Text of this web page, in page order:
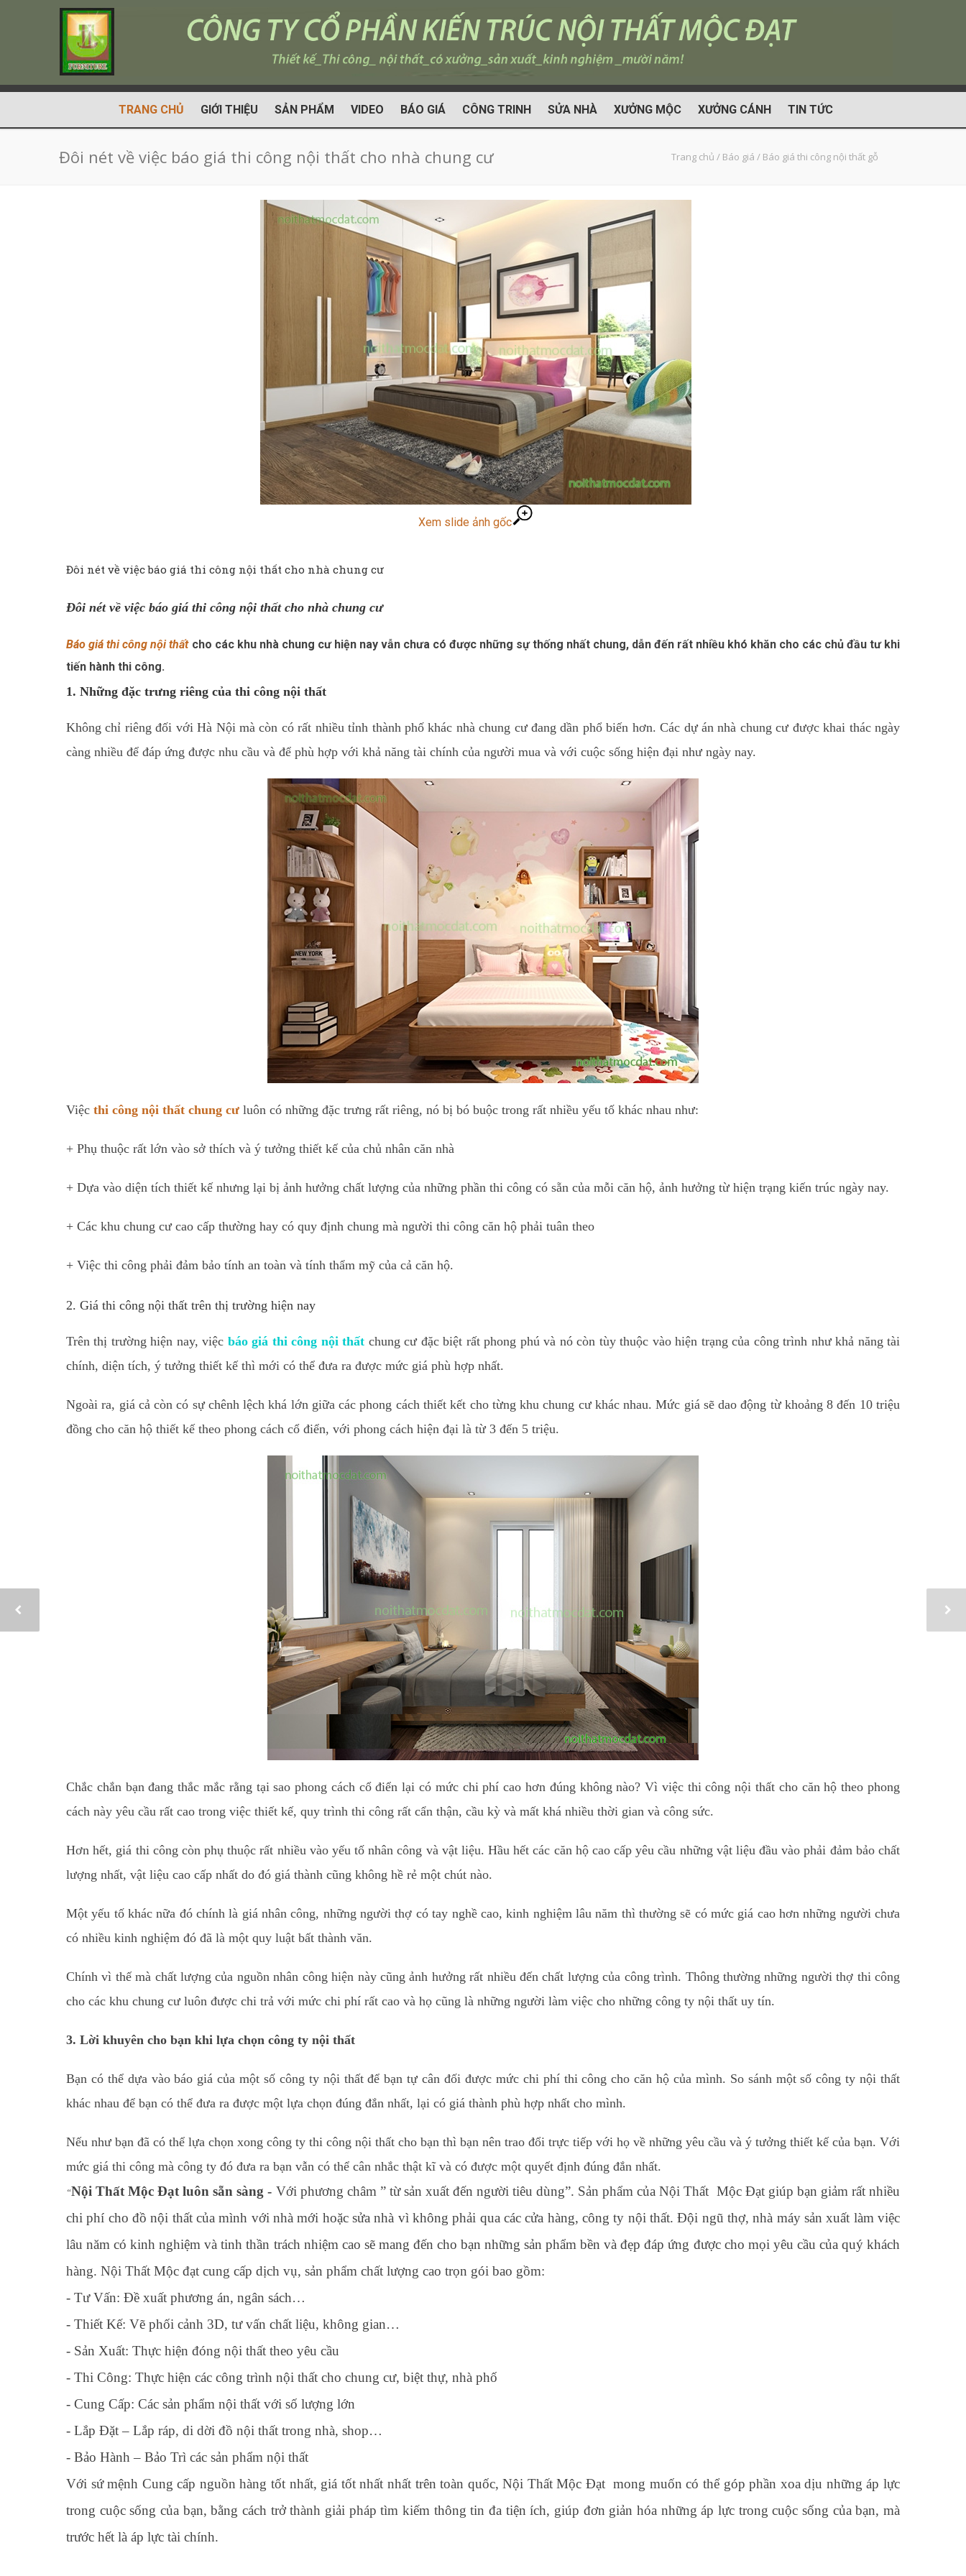
TRANG CHỦ GIỚI THIỆU SẢN PHẨM VIDEO BÁO GIÁ CÔNG TRINH SỬA NHÀ XƯỞNG MỘC XƯỞNG CÁNH TIN TỨC
Đôi nét về việc báo giá thi công nội thất cho nhà chung cư Trang chủ / Báo giá / Báo giá thi công nội thất gỗ
Xem slide ảnh gốc
Đôi nét về việc báo giá thi công nội thất cho nhà chung cư
Đôi nét về việc báo giá thi công nội thất cho nhà chung cư
Báo giá thi công nội thất cho các khu nhà chung cư hiện nay vẫn chưa có được những sự thống nhất chung, dẫn đến rất nhiều khó khăn cho các chủ đầu tư khi
tiến hành thi công.
1. Những đặc trưng riêng của thi công nội thất
Không chỉ riêng đối với Hà Nội mà còn có rất nhiều tỉnh thành phố khác nhà chung cư đang dần phổ biến hơn. Các dự án nhà chung cư được khai thác ngày
càng nhiều để đáp ứng được nhu cầu và để phù hợp với khả năng tài chính của người mua và với cuộc sống hiện đại như ngày nay.
Việc thi công nội thất chung cư luôn có những đặc trưng rất riêng, nó bị bó buộc trong rất nhiều yếu tố khác nhau như:
+ Phụ thuộc rất lớn vào sở thích và ý tưởng thiết kế của chủ nhân căn nhà
+ Dựa vào diện tích thiết kế nhưng lại bị ảnh hưởng chất lượng của những phần thi công có sẵn của mỗi căn hộ, ảnh hưởng từ hiện trạng kiến trúc ngày nay.
+ Các khu chung cư cao cấp thường hay có quy định chung mà người thi công căn hộ phải tuân theo
+ Việc thi công phải đảm bảo tính an toàn và tính thẩm mỹ của cả căn hộ.
2. Giá thi công nội thất trên thị trường hiện nay
Trên thị trường hiện nay, việc báo giá thi công nội thất chung cư đặc biệt rất phong phú và nó còn tùy thuộc vào hiện trạng của công trình như khả năng tài
chính, diện tích, ý tưởng thiết kế thì mới có thể đưa ra được mức giá phù hợp nhất.
Ngoài ra, giá cả còn có sự chênh lệch khá lớn giữa các phong cách thiết kết cho từng khu chung cư khác nhau. Mức giá sẽ dao động từ khoảng 8 đến 10 triệu
đồng cho căn hộ thiết kế theo phong cách cổ điển, với phong cách hiện đại là từ 3 đến 5 triệu.
Chắc chắn bạn đang thắc mắc rằng tại sao phong cách cổ điển lại có mức chi phí cao hơn đúng không nào? Vì việc thi công nội thất cho căn hộ theo phong
cách này yêu cầu rất cao trong việc thiết kế, quy trình thi công rất cẩn thận, cầu kỳ và mất khá nhiều thời gian và công sức.
Hơn hết, giá thi công còn phụ thuộc rất nhiều vào yếu tố nhân công và vật liệu. Hầu hết các căn hộ cao cấp yêu cầu những vật liệu đầu vào phải đảm bảo chất
lượng nhất, vật liệu cao cấp nhất do đó giá thành cũng không hề rẻ một chút nào.
Một yếu tố khác nữa đó chính là giá nhân công, những người thợ có tay nghề cao, kinh nghiệm lâu năm thì thường sẽ có mức giá cao hơn những người chưa
có nhiều kinh nghiệm đó đã là một quy luật bất thành văn.
Chính vì thế mà chất lượng của nguồn nhân công hiện này cũng ảnh hưởng rất nhiều đến chất lượng của công trình. Thông thường những người thợ thi công
cho các khu chung cư luôn được chi trả với mức chi phí rất cao và họ cũng là những người làm việc cho những công ty nội thất uy tín.
3. Lời khuyên cho bạn khi lựa chọn công ty nội thất
Bạn có thể dựa vào báo giá của một số công ty nội thất để bạn tự cân đối được mức chi phí thi công cho căn hộ của mình. So sánh một số công ty nội thất
khác nhau để bạn có thể đưa ra được một lựa chọn đúng đắn nhất, lại có giá thành phù hợp nhất cho mình.
Nếu như bạn đã có thể lựa chọn xong công ty thi công nội thất cho bạn thì bạn nên trao đổi trực tiếp với họ về những yêu cầu và ý tưởng thiết kế của bạn. Với
mức giá thi công mà công ty đó đưa ra bạn vẫn có thể cân nhắc thật kĩ và có được một quyết định đúng đắn nhất.
“Nội Thất Mộc Đạt luôn sẵn sàng - Với phương châm ” từ sản xuất đến người tiêu dùng”. Sản phẩm của Nội Thất Mộc Đạt giúp bạn giảm rất nhiều
chi phí cho đồ nội thất của mình với nhà mới hoặc sửa nhà vì không phải qua các cửa hàng, công ty nội thất. Đội ngũ thợ, nhà máy sản xuất làm việc
lâu năm có kinh nghiệm và tinh thần trách nhiệm cao sẽ mang đến cho bạn những sản phẩm bền và đẹp đáp ứng được cho mọi yêu cầu của quý khách
hàng. Nội Thất Mộc đạt cung cấp dịch vụ, sản phẩm chất lượng cao trọn gói bao gồm:
- Tư Vấn: Đề xuất phương án, ngân sách…
- Thiết Kế: Vẽ phối cảnh 3D, tư vấn chất liệu, không gian…
- Sản Xuất: Thực hiện đóng nội thất theo yêu cầu
- Thi Công: Thực hiện các công trình nội thất cho chung cư, biệt thự, nhà phố
- Cung Cấp: Các sản phẩm nội thất với số lượng lớn
- Lắp Đặt – Lắp ráp, di dời đồ nội thất trong nhà, shop…
- Bảo Hành – Bảo Trì các sản phẩm nội thất
Với sứ mệnh Cung cấp nguồn hàng tốt nhất, giá tốt nhất nhất trên toàn quốc, Nội Thất Mộc Đạt mong muốn có thể góp phần xoa dịu những áp lực
trong cuộc sống của bạn, bằng cách trở thành giải pháp tìm kiếm thông tin đa tiện ích, giúp đơn giản hóa những áp lực trong cuộc sống của bạn, mà
trước hết là áp lực tài chính.